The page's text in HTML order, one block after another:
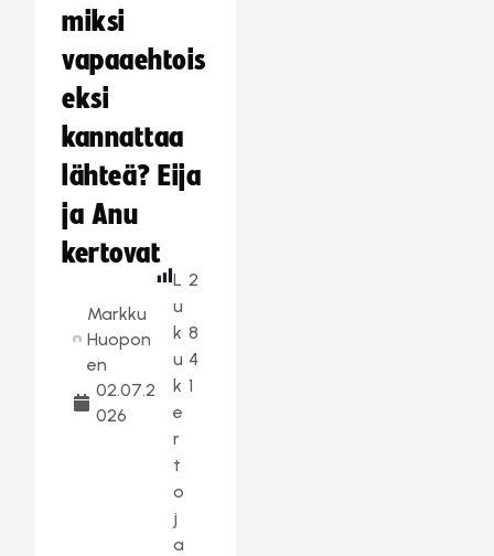
miksi
vapaaehtois
eksi
kannattaa
lähteä? Eija
ja Anu
kertovat
Markku
Huopon
en
02.07.2
026
L
u
k
u
k
e
r
t
o
j
a
2
8
4
1